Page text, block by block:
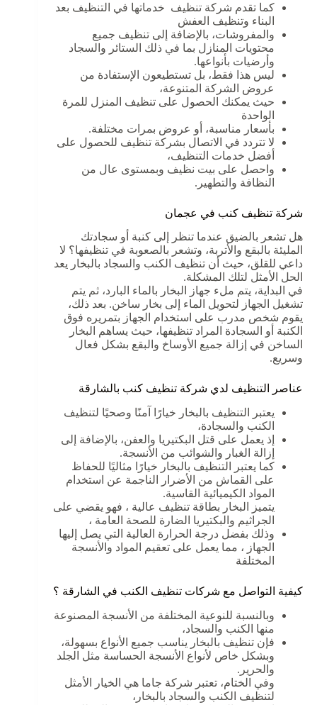
كما تقدم شركة تنظيف خدماتها في التنظيف بعد
البناء وتنظيف العفش
والمفروشات، بالإضافة إلى تنظيف جميع
محتويات المنازل بما في ذلك الستائر والسجاد
وأرضيات بأنواعها.
ليس هذا فقط، بل تستطيعون الإستفادة من
عروض الشركة المتنوعة،
حيث يمكنك الحصول على تنظيف المنزل للمرة
الواحدة
بأسعار مناسبة، أو عروض بمرات مختلفة.
لا تتردد في الاتصال بشركة تنظيف للحصول على
أفضل خدمات التنظيف،
واحصل على بيت نظيف وبمستوى عال من
النظافة والتطهير.
شركة تنظيف كنب في عجمان
هل تشعر بالضيق عندما تنظر إلى كنبة أو سجادتك
المليئة بالبقع والأتربة، وتشعر بالصعوبة في تنظيفها؟ لا
داعي للقلق، حيث أن تنظيف الكنب والسجاد بالبخار يعد
الحل الأمثل لتلك المشكلة.
في البداية، يتم ملء جهاز البخار بالماء البارد، ثم يتم
تشغيل الجهاز لتحويل الماء إلى بخار ساخن. بعد ذلك،
يقوم شخص مدرب على استخدام الجهاز بتمريره فوق
الكنبة أو السجادة المراد تنظيفها، حيث يساهم البخار
الساخن في إزالة جميع الأوساخ والبقع بشكل فعال
وسريع.
عناصر التنظيف لدي شركة تنظيف كنب بالشارقة
يعتبر التنظيف بالبخار خيارًا آمنًا وصحيًا لتنظيف
الكنب والسجادة،
إذ يعمل على قتل البكتيريا والعفن، بالإضافة إلى
إزالة الغبار والشوائب من الأنسجة.
كما يعتبر التنظيف بالبخار خيارًا مثاليًا للحفاظ
على القماش من الأضرار الناجمة عن استخدام
المواد الكيميائية القاسية.
يتميز البخار بطاقة تنظيف عالية ، فهو يقضي على
الجراثيم والبكتيريا الضارة للصحة العامة ،
وذلك بفضل درجة الحرارة العالية التي يصل إليها
الجهاز ، مما يعمل على تعقيم المواد والأنسجة
المختلفة
كيفية التواصل مع شركات تنظيف الكنب في الشارقة ؟
وبالنسبة للنوعية المختلفة من الأنسجة المصنوعة
منها الكنب والسجاد،
فإن تنظيف بالبخار يناسب جميع الأنواع بسهولة،
وبشكل خاص لأنواع الأنسجة الحساسة مثل الجلد
والحرير.
وفي الختام، تعتبر شركة جاما هي الخيار الأمثل
لتنظيف الكنب والسجاد بالبخار،